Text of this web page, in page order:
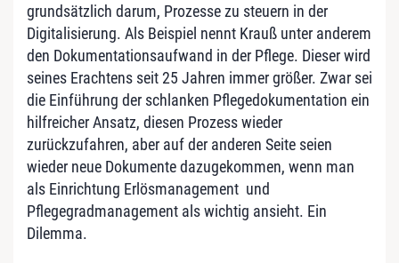
grundsätzlich darum, Prozesse zu steuern in der
Digitalisierung. Als Beispiel nennt Krauß unter anderem
den Dokumentationsaufwand in der Pflege. Dieser wird
seines Erachtens seit 25 Jahren immer größer. Zwar sei
die Einführung der schlanken Pflegedokumentation ein
hilfreicher Ansatz, diesen Prozess wieder
zurückzufahren, aber auf der anderen Seite seien
wieder neue Dokumente dazugekommen, wenn man
als Einrichtung Erlösmanagement und
Pflegegradmanagement als wichtig ansieht. Ein
Dilemma.